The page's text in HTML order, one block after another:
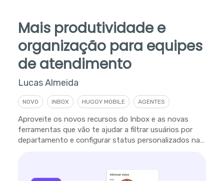
Mais produtividade e
organização para equipes
de atendimento
Lucas Almeida
NOVO INBOX HUGGY MOBILE AGENTES
Aproveite os novos recursos do Inbox e as novas
ferramentas que vão te ajudar a filtrar usuários por
departamento e configurar status personalizados na